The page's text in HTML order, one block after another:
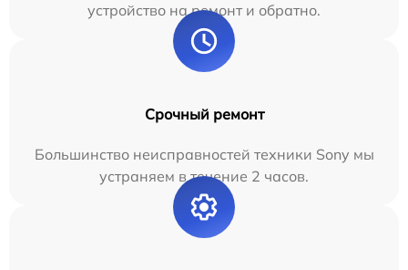
устройство на ремонт и обратно.
Срочный ремонт
Большинство неисправностей техники Sony мы
устраняем в течение 2 часов.